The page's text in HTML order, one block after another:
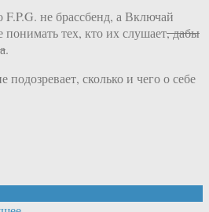
не брассбенд, а Включай
тех, кто их слушает, дабы
.
сколько и чего о себе